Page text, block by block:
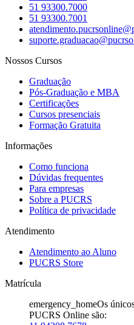
51 93300.7000
51 93300.7001
Nossos Cursos
Graduação
Pós-Graduação e MBA
Certificações
Cursos presenciais
Formação Gratuita
Informações
Como funciona
Dúvidas frequentes
Para empresas
Sobre a PUCRS
Política de privacidade
Atendimento
Atendimento ao Aluno
PUCRS Store
Matrícula
emergency_homeOs
PUCRS Online são: